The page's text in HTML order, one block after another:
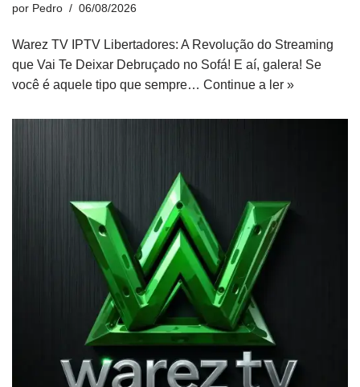
por Pedro 06/08/2026
Warez TV IPTV Libertadores: A Revolução do Streaming
que Vai Te Deixar Debruçado no Sofá! E aí, galera! Se
você é aquele tipo que sempre… Continue a ler »